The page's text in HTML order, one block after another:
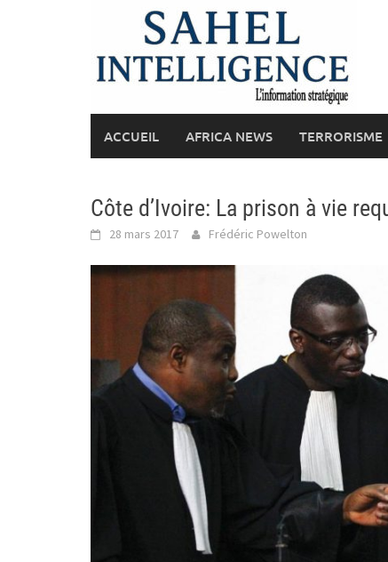
ACCUEIL AFRICA NEWS TERRORISME
Côte d’Ivoire: La prison à vie
28 mars 2017 Frédéric Powelton